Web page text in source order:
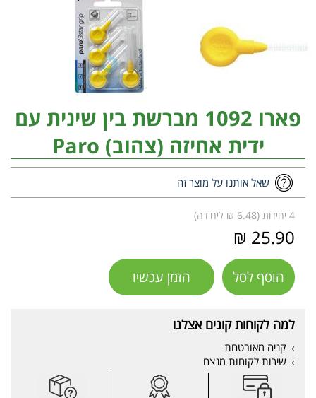
פארו 1092 מברשת בין שינית עם
ידית אחיזה (צהוב) Paro
שאל אותנו על מוצר זה
4 יחידות (6.48 ₪ ליחידה)
25.90 ₪
הוסף לסל הזמן עכשיו
למה לקוחות קונים אצלנו
קניה מאובטחת
שירות לקוחות מנצח